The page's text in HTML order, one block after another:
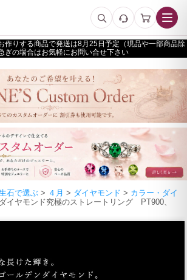
作りする商品で発送は
予定（現品や一部商品除
ぎの場合はお気軽にお問い合せ下さい
石で選ぶ > ４月 > ダイヤモンド > カラー・ダイ
イヤモンド究極のストレートリング PT900、